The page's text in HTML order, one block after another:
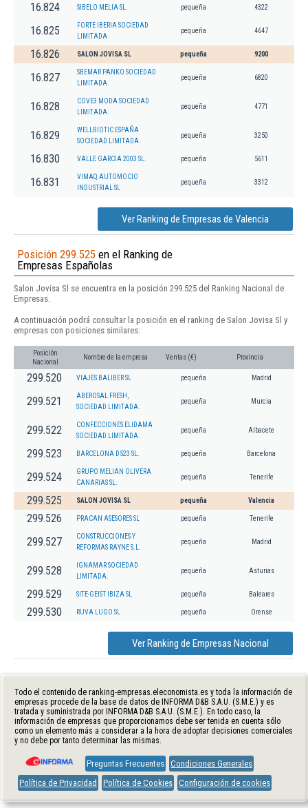
16.824 SIBELO MELIA SL. pequeña 4322
16.825
FORTE IBERIA SOCIEDAD
LIMITADA
pequeña 4647
16.826 SALON JOVISA SL pequeña 9200
16.827
SBEMAR PANKO SOCIEDAD
LIMITADA.
pequeña 6820
16.828
COVE3 MODA SOCIEDAD
LIMITADA.
pequeña 4771
16.829
WELLBIOTIC ESPAÑA
SOCIEDAD LIMITADA.
pequeña 3250
16.830 VALLE GARCIA 2003 SL. pequeña 5611
16.831
VIMAQ AUTOMOCIO
INDUSTRIAL SL
pequeña 3312
Ver Ranking de Empresas de Valencia
Posición 299.525 en el Ranking de
Empresas Españolas
Salon Jovisa Sl se encuentra en la posición 299.525 del Ranking Nacional de
Empresas.
A continuación podrá consultar la posición en el ranking de Salon Jovisa Sl y
empresas con posiciones similares:
Posición
Nacional
Nombre de la empresa Ventas (€) Provincia
299.520 VIAJES BALIBER SL pequeña Madrid
299.521
ABEROSAL FRESH,
SOCIEDAD LIMITADA.
pequeña Murcia
299.522
CONFECCIONES ELIDAMA
SOCIEDAD LIMITADA.
pequeña Albacete
299.523 BARCELONA D523 SL. pequeña Barcelona
299.524
GRUPO MELIAN OLIVERA
CANARIAS SL.
pequeña Tenerife
299.525 SALON JOVISA SL pequeña Valencia
299.526 PRACAN ASESORES SL pequeña Tenerife
299.527
CONSTRUCCIONES Y
REFORMAS RAYNE S.L.
pequeña Madrid
299.528
IGNAMAR SOCIEDAD
LIMITADA.
pequeña Asturias
299.529 SITE-GEIST IBIZA SL pequeña Baleares
299.530 RUVA LUGO SL pequeña Orense
Ver Ranking de Empresas Nacional
Todo el contenido de ranking-empresas.eleconomista.es y toda la información de
empresas procede de la base de datos de INFORMA D&B S.A.U. (S.M.E.) y es
tratada y suministrada por INFORMA D&B S.A.U. (S.M.E.). En todo caso, la
información de empresas que proporcionamos debe ser tenida en cuenta sólo
como un elemento más a considerar a la hora de adoptar decisiones comerciales
y no debe por tanto determinar las mismas.
Preguntas Frecuentes Condiciones Generales
Política de Privacidad
Política de Cookies Configuración de cookies